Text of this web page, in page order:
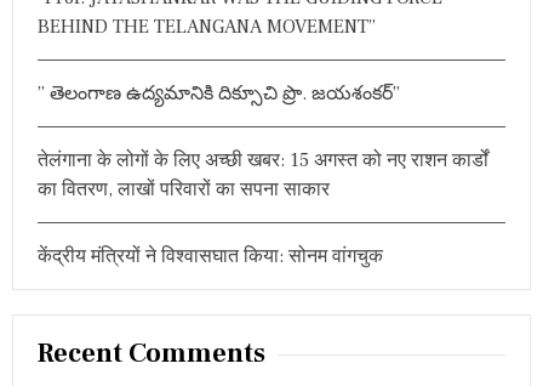
BEHIND THE TELANGANA MOVEMENT”
” తెలంగాణ ఉద్యమానికి దిక్సూచి ప్రొ. జయశంకర్”
तेलंगाना के लोगों के लिए अच्छी खबर: 15 अगस्त को नए राशन कार्डों
का वितरण, लाखों परिवारों का सपना साकार
केंद्रीय मंत्रियों ने विश्वासघात किया: सोनम वांगचुक
Recent Comments